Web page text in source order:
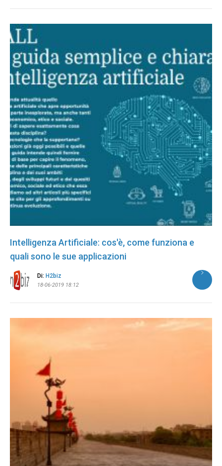
Intelligenza Artificiale: cos'è, come funziona e
quali sono le sue applicazioni
Di: H2biz
18-06-2019 18:12